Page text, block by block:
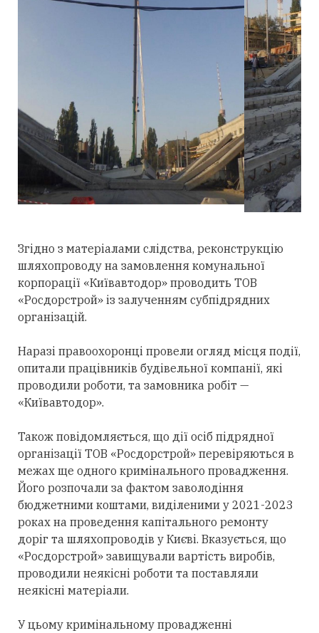
Згідно з матеріалами слідства, реконструкцію
шляхопроводу на замовлення комунальної
корпорації «Київавтодор» проводить ТОВ
«Росдорстрой» із залученням субпідрядних
організацій.
Наразі правоохоронці провели огляд місця події,
опитали працівників будівельної компанії, які
проводили роботи, та замовника робіт —
«Київавтодор».
Також повідомляється, що дії осіб підрядної
організації ТОВ «Росдорстрой» перевіряються в
межах ще одного кримінального провадження.
Його розпочали за фактом заволодіння
бюджетними коштами, виділеними у 2021-2023
роках на проведення капітального ремонту
доріг та шляхопроводів у Києві. Вказується, що
«Росдорстрой» завищували вартість виробів,
проводили неякісні роботи та поставляли
неякісні матеріали.
У цьому кримінальному провадженні